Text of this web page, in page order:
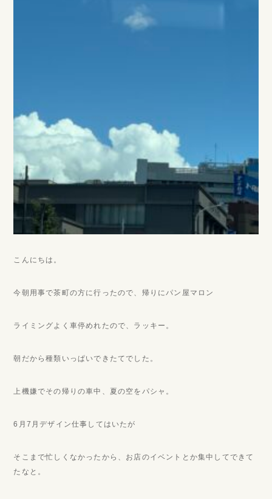
こんにちは。
今朝用事で茶町の方に行ったので、帰りにパン屋マロン
ライミングよく車停めれたので、ラッキー。
朝だから種類いっぱいできたてでした。
上機嫌でその帰りの車中、夏の空をパシャ。
6月7月デザイン仕事してはいたが
そこまで忙しくなかったから、お店のイベントとか集中してできて
たなと。